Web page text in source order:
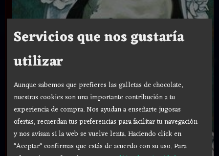
Servicios que nos gustaría
utilizar
Aunque sabemos que prefieres las galletas de chocolate,
nuestras cookies son una importante contribución a tu
experiencia de compra. Nos ayudan a enseñarte jugosas
ofertas, recuerdan tus preferencias para facilitar tu navegación
y nos avisan si la web se vuelve lenta. Haciendo click en
"Aceptar" confirmas que estás de acuerdo con su uso.Para